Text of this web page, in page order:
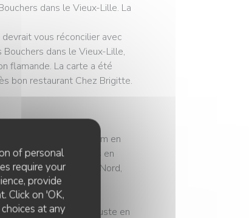
of personal
require your
provide
Click on 'OK,
at any
dans le Vieux-Lille. La
vous réconcilier avec
dans le Vieux-Lille,
flamande. La carte a été
bon restaurant Chez Brigitte.
Chez Brigitte, un nom en
avait toujours en
des plats typiques du Nord,
L’Arc, situé juste en